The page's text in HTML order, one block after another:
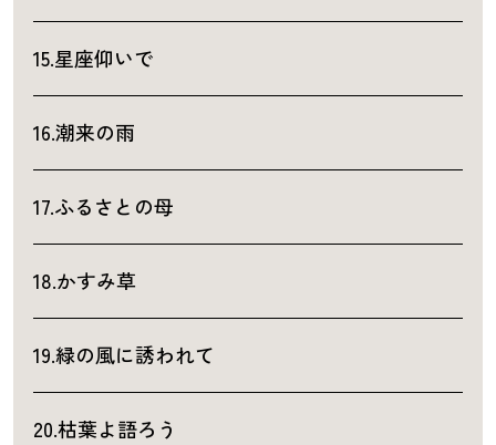
15.星座仰いで
16.潮来の雨
17.ふるさとの母
18.かすみ草
19.緑の風に誘われて
20.枯葉よ語ろう